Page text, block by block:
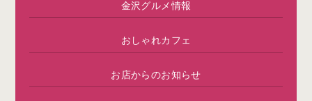
金沢グルメ情報
おしゃれカフェ
お店からのお知らせ